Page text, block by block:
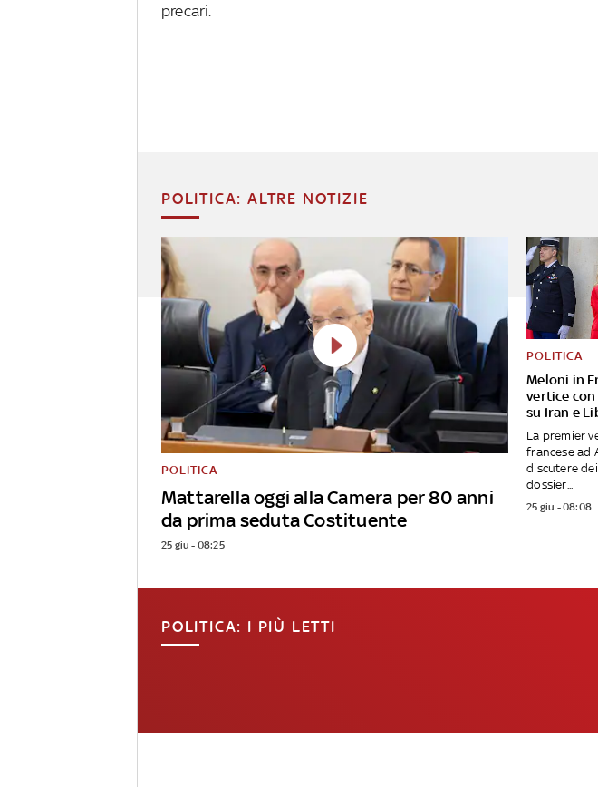
precari.
POLITICA: ALTRE NOTIZIE
Mattarella oggi alla Camera per 80 anni
da prima seduta Costituente
POLITICA
25 giu - 08:25
Meloni in
vertice con
su Iran e
POLITICA
La premier
francese ad
discutere
dossier...
25 giu - 08:08
POLITICA: I PIÙ LETTI